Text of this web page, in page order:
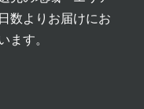
数よりお届けにお
ます。